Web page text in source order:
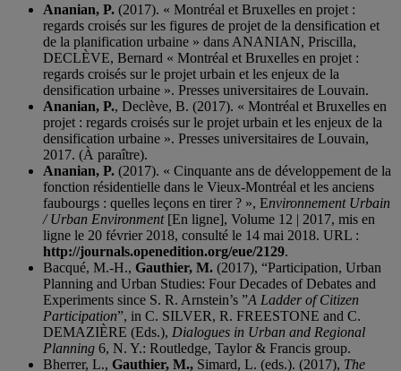
Ananian, P. (2017). « Montréal et Bruxelles en projet :
regards croisés sur les figures de projet de la densification et
de la planification urbaine » dans ANANIAN, Priscilla,
DECLÈVE, Bernard « Montréal et Bruxelles en projet :
regards croisés sur le projet urbain et les enjeux de la
densification urbaine ». Presses universitaires de Louvain.
Ananian, P., Declève, B. (2017). « Montréal et Bruxelles en
projet : regards croisés sur le projet urbain et les enjeux de la
densification urbaine ». Presses universitaires de Louvain,
2017. (À paraître).
Ananian, P. (2017). « Cinquante ans de développement de la
fonction résidentielle dans le Vieux-Montréal et les anciens
faubourgs : quelles leçons en tirer ? », Environnement Urbain
/ Urban Environment[En ligne], Volume 12 | 2017, mis en
ligne le 20 février 2018, consulté le 14 mai 2018. URL :
http://journals.openedition.org/eue/2129.
Bacqué, M.-H., Gauthier, M. (2017), “Participation, Urban
Planning and Urban Studies: Four Decades of Debates and
Experiments since S. R. Arnstein’s ”A Ladder of Citizen
Participation”, in C. SILVER, R. FREESTONE and C.
DEMAZIÈRE (Eds.), Dialogues in Urban and Regional
Planning 6, N. Y.: Routledge, Taylor & Francis group.
Bherrer, L., Gauthier, M., Simard, L. (eds.). (2017), The